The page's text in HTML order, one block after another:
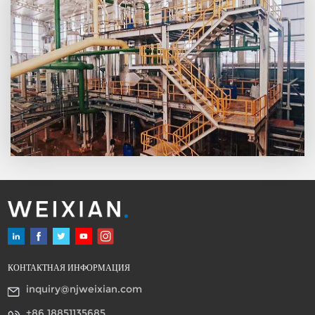
больше, чем у медной трубки
и алюминиевой пластины.
КОНТАКТНАЯ ИНФОРМАЦИЯ
inquiry@njweixian.com